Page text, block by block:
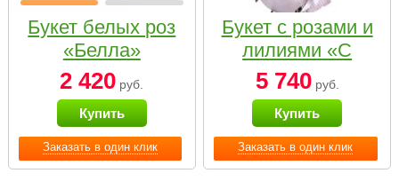
Заказать в один клик
Букет белых роз
«Белла»
2 420 руб.
Купить
Заказать в один клик
Букет с розами и
лилиями «С
наилучшими
пожеланиями»
5 740руб.
Купить